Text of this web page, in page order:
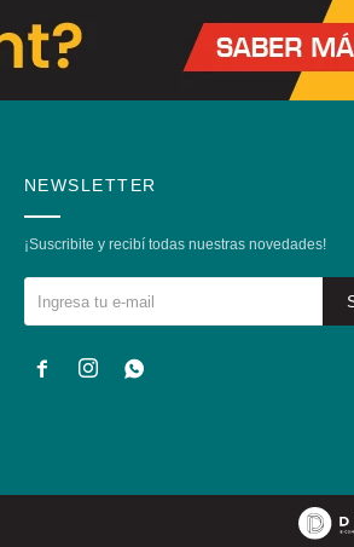
NEWSLETTER
¡Suscribite y recibí todas nuestras novedades!
  